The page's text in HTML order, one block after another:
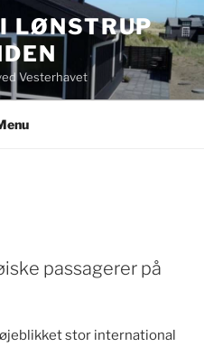
LØNSTRUP
Vesterhavet
passagerer på
stor international